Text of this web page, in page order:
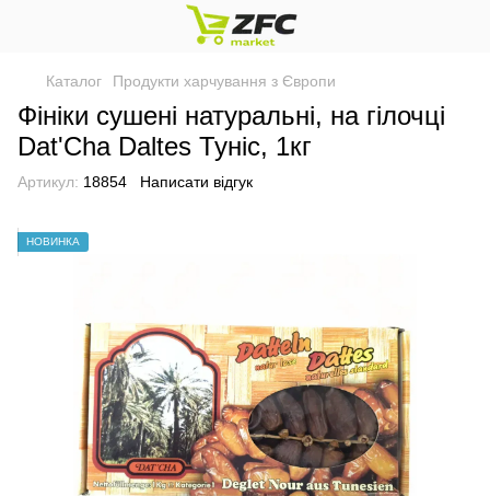
Каталог Продукти харчування з Європи
Фініки сушені натуральні, на гілочці
Dat'Cha Daltes Туніс, 1кг
Артикул: 18854 Написати відгук
НОВИНКА